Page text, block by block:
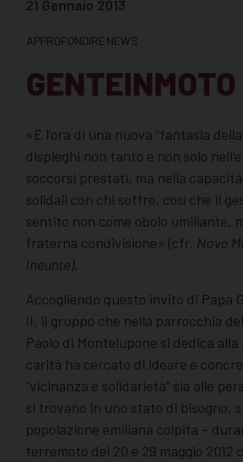
21 Gennaio 2013
APPROFONDIRE NEWS
GENTEINMOTO
«È l’ora di una nuova “fantasia
dispieghi non tanto e non solo
soccorsi prestati, ma nella
solidali con chi soffre, così che il
sentito non come obolo umiliante,
fraterna condivisione» (cfr. Novo
Ineunte).
Accogliendo questo invito di Papa
II, il gruppo che nella parrocchia
Paolo di Montelupone si dedica
carità ha cercato di ideare e
“vicinanza e solidarietà” sia alle
si trovano in uno stato di bisogno,
popolazione emiliana colpita –
terremoto del 20 e 29 maggio 2012